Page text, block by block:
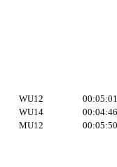
WU12
00:05:01
WU14
00:04:46
MU12 00:05:50